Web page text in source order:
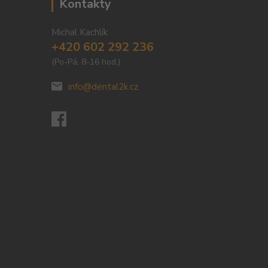
Kontakty
Michal Kachlík
+420 602 292 236
(Po-Pá, 8-16 hod.)
info@dental2k.cz